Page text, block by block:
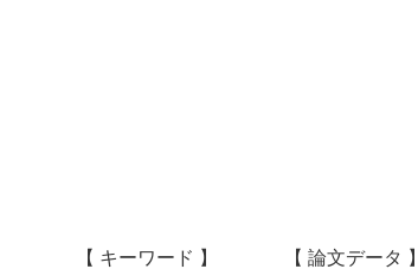
【 キーワード 】 【 論文データ 】